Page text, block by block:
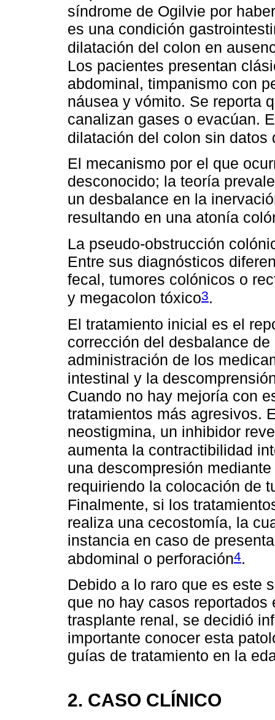
síndrome de Ogilvie por
es una condición
dilatación del colon en
Los pacientes presentan
abdominal, timpanismo con
náusea y vómito. Se reporta
canalizan gases o evacúan.
dilatación del colon sin datos
El mecanismo por el que
desconocido; la teoría
un desbalance en la
resultando en una atonía
La pseudo-obstrucción
Entre sus diagnósticos
fecal, tumores colónicos o
y megacolon tóxico3.
El tratamiento inicial es el
corrección del desbalance
administración de los
intestinal y la
Cuando no hay mejoría con
tratamientos más agresivos.
neostigmina, un inhibidor
aumenta la contractibilidad
una descompresión
requiriendo la colocación de
Finalmente, si los
realiza una cecostomía, la
instancia en caso de
abdominal o perforación4.
Debido a lo raro que es este
que no hay casos
trasplante renal, se decidió
importante conocer esta
guías de tratamiento en la
2. CASO CLÍNICO